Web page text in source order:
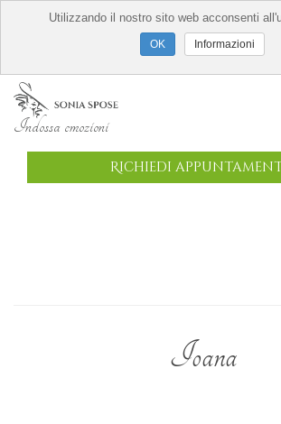
Indossa emozioni
Richiedi
Ioana
Utilizzando il nostro sito web acconsenti
Informazioni